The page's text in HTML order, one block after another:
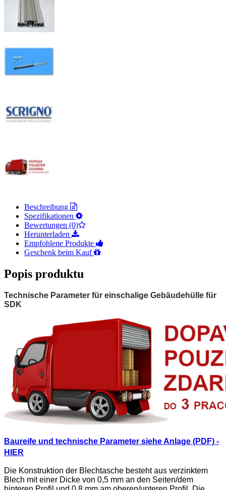
Beschreibung
Spezifikationen
Bewertungen (0)
Herunterladen
Empfohlene Produkte
Geschenk beim Kauf
Popis produktu
Technische Parameter für einschalige Gebäudehülle für
SDK
Baureife und technische Parameter siehe Anlage (PDF) -
HIER
Die Konstruktion der Blechtasche besteht aus verzinktem
Blech mit einer Dicke von 0,5 mm an den Seiten/dem